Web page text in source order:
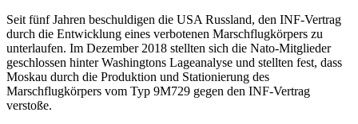
Seit fünf Jahren beschuldigen die USA Russ­land, den INF-Vertrag
durch die Entwicklung eines verbotenen Marschflugkörpers zu
unterlaufen. Im Dezember 2018 stellten sich die Nato-Mitglieder
geschlossen hinter Washingtons Lageanalyse und stellten fest, dass
Moskau durch die Produktion und Stationierung des
Marschflugkörpers vom Typ 9M729 gegen den INF-Vertrag
verstoße.